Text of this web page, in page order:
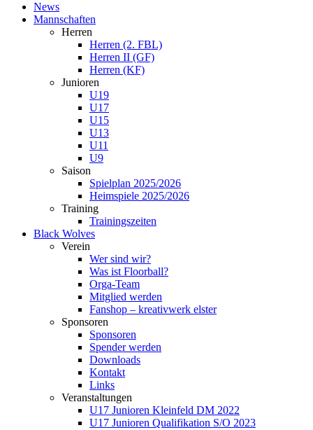
News
Mannschaften
Herren
Herren (2. FBL)
Herren II (GF)
Herren (KF)
Junioren
U19
U17
U15
U13
U11
U9
Saison
Spielplan 2025/2026
Heimspiele 2025/2026
Training
Trainingszeiten
Black Wolves
Verein
Wer sind wir?
Was ist Floorball?
Orga-Team
Mitglied werden
Fanshop – kreativwerk elster
Sponsoren
Sponsoren
Spender werden
Downloads
Kontakt
Links
Veranstaltungen
U17 Junioren Kleinfeld DM 2022
U17 Junioren Qualifikation S/O 2023